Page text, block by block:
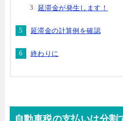
延滞金が発生します！
延滞金の計算例を確認
終わりに
自動車税の支払いは分割